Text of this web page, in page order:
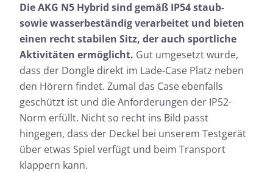
Die AKG N5 Hybrid sind gemäß IP54 staub-
sowie wasserbeständig verarbeitet und bieten
einen recht stabilen Sitz, der auch sportliche
Aktivitäten ermöglicht. Gut umgesetzt wurde,
dass der Dongle direkt im Lade-Case Platz neben
den Hörern findet. Zumal das Case ebenfalls
geschützt ist und die Anforderungen der IP52-
Norm erfüllt. Nicht so recht ins Bild passt
hingegen, dass der Deckel bei unserem Testgerät
über etwas Spiel verfügt und beim Transport
klappern kann.